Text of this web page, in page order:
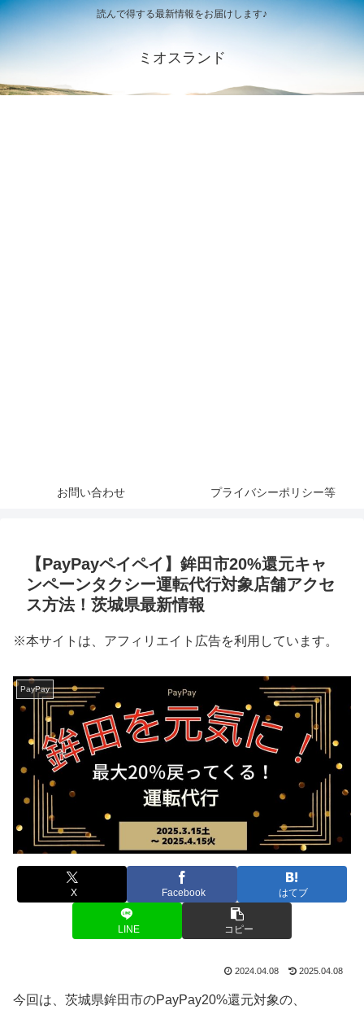
読んで得する最新情報をお届けします♪
ミオスランド
お問い合わせ プライバシーポリシー等
【PayPayペイペイ】鉾田市20%還元キャ
ンペーンタクシー運転代行対象店舗アクセ
ス方法！茨城県最新情報
※本サイトは、アフィリエイト広告を利用しています。
PayPay
X Facebook はてブ
LINE コピー
2024.04.08 2025.04.08
今回は、茨城県鉾田市のPayPay20%還元対象の、